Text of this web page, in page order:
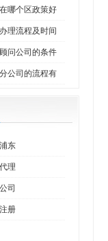
哪个区政策好
理流程及时间
问公司的条件
公司的流程有
东
理
司
册